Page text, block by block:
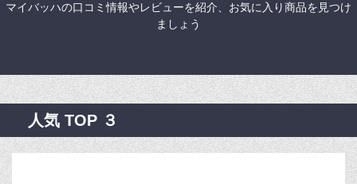
マイバッハの口コミ情報やレビューを紹介、お気に入り商品を見つけ
ましょう
人気 TOP ３